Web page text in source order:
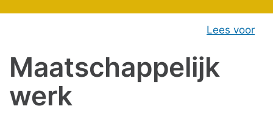
Lees voor
Maatschappelijk
werk